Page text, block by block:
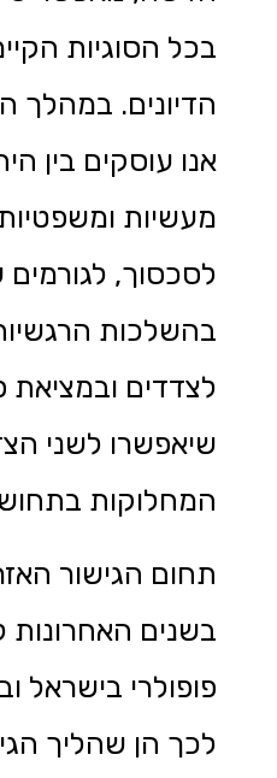
בכל הסוגיות
הדיונים. במהלך
אנו עוסקים בין
מעשיות
לסכסוך, לגורמים
בהשלכות
לצדדים ובמציאת
שיאפשרו לשני
המחלוקות
תחום הגישור
בשנים האחרונות
פופולרי בישראל
לכך הן שהליך